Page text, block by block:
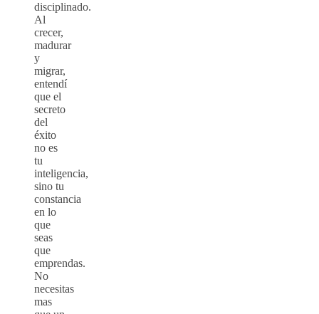
disciplinado.
Al
crecer,
madurar
y
migrar,
entendí
que el
secreto
del
éxito
no es
tu
inteligencia,
sino tu
constancia
en lo
que
seas
que
emprendas.
No
necesitas
mas